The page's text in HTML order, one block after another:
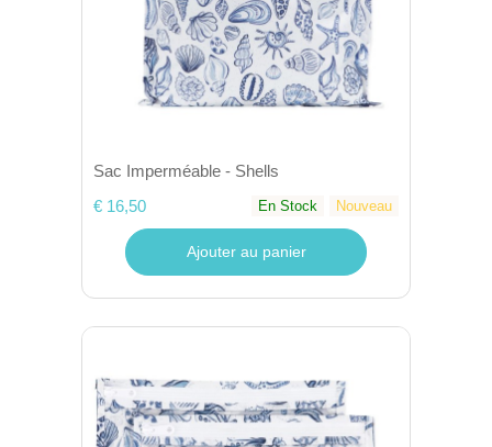
Sac Imperméable - Shells
€ 16,50
En Stock Nouveau
Ajouter au panier